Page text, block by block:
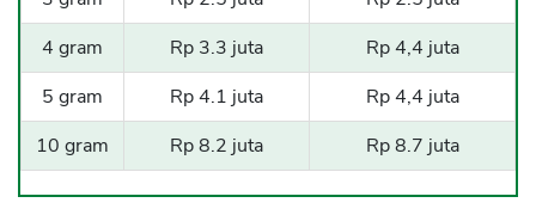
4 gram
Rp 3.3 juta
Rp 4,4 juta
5 gram
Rp 4.1 juta
Rp 4,4 juta
10 gram
Rp 8.2 juta Rp 8.7 juta